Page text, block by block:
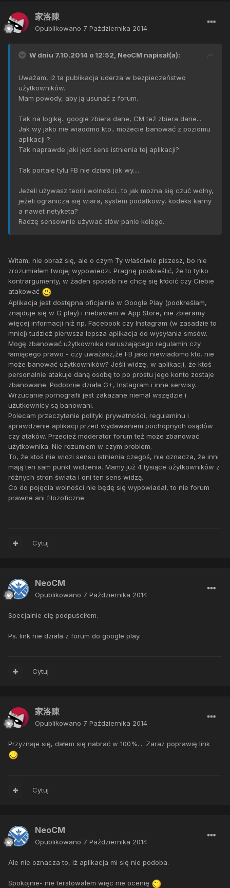
家洛陳
Opublikowano 7 Października 2014
W dniu 7.10.2014 o 12:52, NeoCM napisał(a):
Uważam, iż ta publikacja uderza w bezpieczeństwo
użytkowników.
Mam powody, aby ją usunać z forum.
Tak na logikę.. google zbiera dane, CM też zbiera dane...
Jak wy jako nie wiaodmo kto.. możecie banować z poziomu
aplikacji ?
Tak naprawde jaki jest sens istnienia tej aplikacji?
Tak portale tylu FB nie działa jak wy....
Jeżeli używasz teorii wolności.. to jak mozna się czuć wolny,
jeżeli ogranicza się wiara, system podatkowy, kodeks karny
a nawet netyketa?
Radzę sensownie używać słów panie kolego.
Witam, nie obraź się, ale o czym Ty właściwie piszesz, bo nie
zrozumiałem twojej wypowiedzi. Pragnę podkreślić, że to tylko
kontrargumenty, w żaden sposób nie chcę się kłócić czy Ciebie
atakować
Aplikacja jest dostępna oficjalnie w Google Play (podkreślam,
znajduje się w G play) i niebawem w App Store, nie zbieramy
więcej informacji niż np. Facebook czy Instagram (w zasadzie to
mniej) tudzież pierwsza lepsza aplikacja do wysyłania smsów.
Mogę zbanować użytkownika naruszającego regulamin czy
łamiącego prawo - czy uważasz,że FB jako niewiadomo kto. nie
może banować użytkowników? Jeśli widzę, w aplikacji, że ktoś
personalnie atakuje daną osobę to po prostu jego konto zostaje
zbanowane. Podobnie działa G+, Instagram i inne serwisy.
Wrzucanie pornografii jest zakazane niemal wszędzie i
użutkownicy są banowani.
Polecam przeczytanie polityki prywatności, regulaminu i
sprawdzenie aplikacji przed wydawaniem pochopnych osądów
czy ataków. Przecież moderator forum też może zbanować
użytkownika. Nie rozumiem w czym problem.
To, że ktoś nie widzi sensu istnienia czegoś, nie oznacza, że inni
mają ten sam punkt widzenia. Mamy już 4 tysiące użytkowników z
różnych stron świata i oni ten sens widzą.
Co do pojęcia wolności nie będę się wypowiadał, to nie forum
prawne ani filozoficzne.
Cytuj
NeoCM
Opublikowano 7 Października 2014
Specjalnie cię podpuściłem.
Ps. link nie działa z forum do google play.
Cytuj
家洛陳
Opublikowano 7 Października 2014
Przyznaje się, dałem się nabrać w 100%.... Zaraz poprawię link
Cytuj
NeoCM
Opublikowano 7 Października 2014
Ale nie oznacza to, iż aplikacja mi się nie podoba.
Spokojnie- nie terstowałem więc nie ocenię